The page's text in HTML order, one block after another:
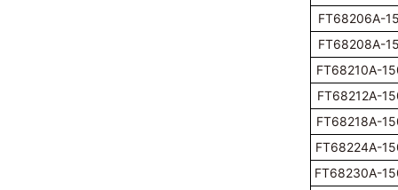
FT68206A-
FT68208A-
FT68210A-
FT68212A-
FT68218A-
FT68224A-
FT68230A-